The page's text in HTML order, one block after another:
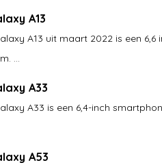
A13
A13 uit maart 2022 is een
...
A33
A33 is een 6,4-inch
A53